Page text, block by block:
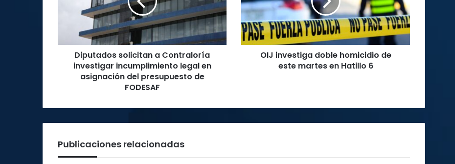
incumplimiento
asignación
presupuesto
Diputados solicitan a Contraloría
investigar incumplimiento legal en
asignación del presupuesto de
FODESAF
de
este
martes
en
Hatillo
OIJ investiga doble homicidio de
este martes en Hatillo 6
Publicaciones relacionadas